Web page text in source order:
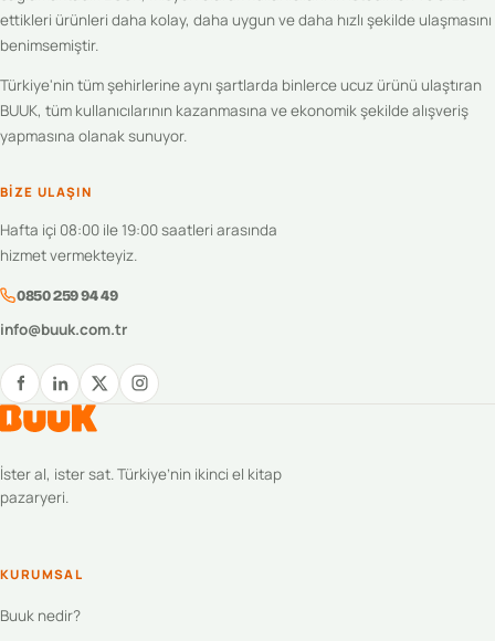
ettikleri ürünleri daha kolay, daha uygun ve daha hızlı şekilde ulaşmasını
benimsemiştir.
Türkiye'nin tüm şehirlerine aynı şartlarda binlerce ucuz ürünü ulaştıran
BUUK, tüm kullanıcılarının kazanmasına ve ekonomik şekilde alışveriş
yapmasına olanak sunuyor.
BIZE ULAŞIN
Hafta içi 08:00 ile 19:00 saatleri arasında
hizmet vermekteyiz.
0850 259 94 49
info@buuk.com.tr
İster al, ister sat. Türkiye’nin ikinci el kitap
pazaryeri.
KURUMSAL
Buuk nedir?